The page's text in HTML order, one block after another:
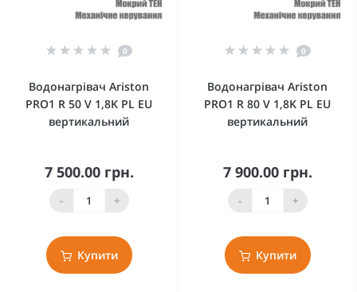
0
Водонагрівач Ariston
PRO1 R 50 V 1,8K PL EU
вертикальний
7 500.00 грн.
- +
Купити
0
Водонагрівач Ariston
PRO1 R 80 V 1,8K PL EU
вертикальний
7 900.00 грн.
- +
Купити